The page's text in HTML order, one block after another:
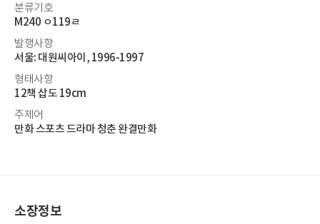
분류기호
M240 ㅇ119ㄹ
발행사항
서울: 대원씨아이, 1996-1997
형태사항
12책 삽도 19cm
주제어
만화 스포츠 드라마 청춘 완결만화
소장정보